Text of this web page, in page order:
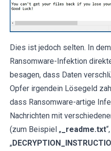
Dies ist jedoch selten. In
Ransomware-Infektion
besagen, dass Daten
Opfer irgendein Lösegeld
dass Ransomware-artige
Nachrichten mit
(zum Beispiel „ _readme.txt
„